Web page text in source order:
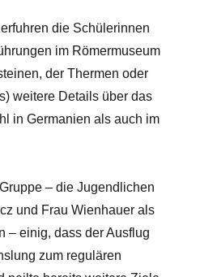
die Schülerinnen
im Römermuseum
der Thermen oder
weitere Details über das
in Germanien als auch im
– die Jugendlichen
und Frau Wienhauer als
– einig, dass der Ausflug
zum regulären